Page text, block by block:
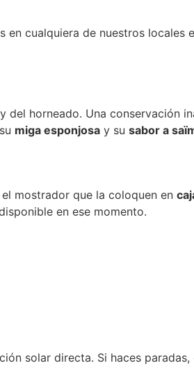
en cualquiera de nuestros locales
horneado. Una conservación
miga esponjosa y su sabor a
mostrador que la coloquen en
en ese momento.
solar directa. Si haces